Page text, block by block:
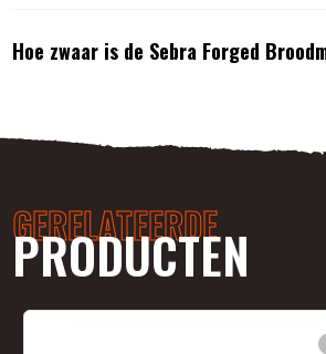
Hoe zwaar is de Sebra Forged
GERELATEERDE
PRODUCTEN